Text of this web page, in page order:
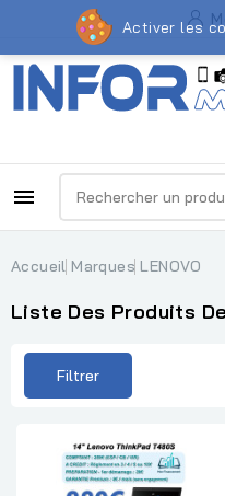

Accueil Marques LENOVO
Liste Des Produits
Filtrer
Activer les